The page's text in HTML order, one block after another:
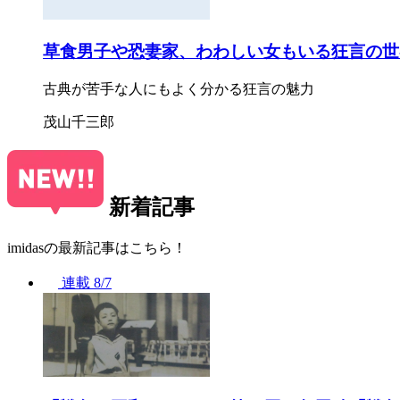
草食男子や恐妻家、わわしい女もいる狂言の
古典が苦手な人にもよく分かる狂言の魅力
茂山千三郎
新着記事
imidasの最新記事はこちら！
連載 8/7